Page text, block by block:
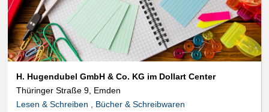
H. Hugendubel GmbH & Co. KG im Dollart Center
Thüringer Straße 9, Emden
Lesen & Schreiben , Bücher & Schreibwaren